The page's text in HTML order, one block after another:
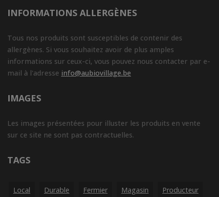
INFORMATIONS ALLERGÈNES
Tous nos produits sont susceptibles de contenir des
allergènes. Si vous souhaitez avoir de plus amples
informations sur ceux-ci, vous pouvez nous contacter par e-
mail à l'adresse info@aubiovillage.be
IMAGES
Les images présentées pour illuster les produits en vente
sur ce site ne sont pas contractuelles.
TAGS
Local Durable Fermier Magasin Producteur